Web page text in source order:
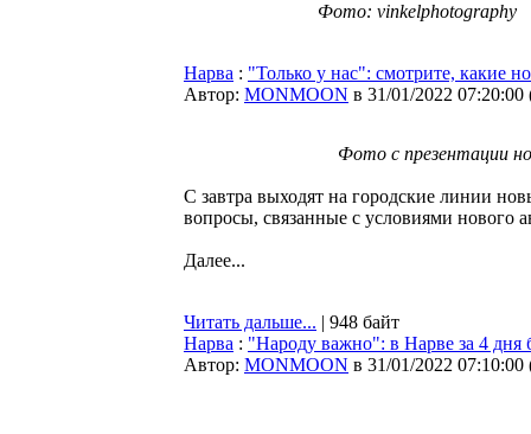
Фото: vinkelphotography
Нарва : "Только у нас": смотрите, какие
Автор: MONMOON в 31/01/2022 07:20:00
Фото с презентации
С завтра выходят на городские линии
вопросы, связанные с условиями нового
Далее...
Читать дальше... | 948 байт
Нарва : "Народу важно": в Нарве за 4 дня
Автор: MONMOON в 31/01/2022 07:10:00